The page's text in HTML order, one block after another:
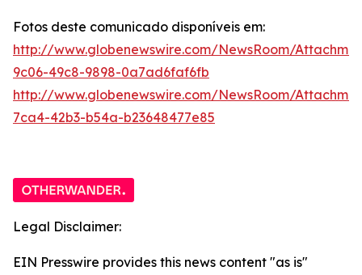
Fotos deste comunicado disponíveis em:
http://www.globenewswire.com/NewsRoom/
9c06-49c8-9898-0a7ad6faf6fb
http://www.globenewswire.com/NewsRoom/
7ca4-42b3-b54a-b23648477e85
Legal Disclaimer:
EIN Presswire provides this news content "as is"